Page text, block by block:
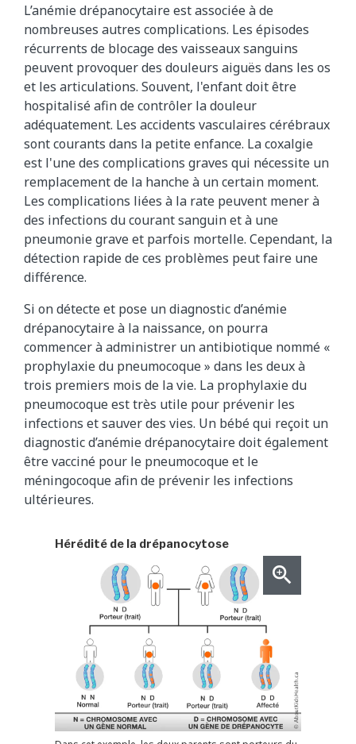
L’anémie drépanocytaire est associée à de
nombreuses autres complications. Les épisodes
récurrents de blocage des vaisseaux sanguins
peuvent provoquer des douleurs aiguës dans les os
et les articulations. Souvent, l'enfant doit être
hospitalisé afin de contrôler la douleur
adéquatement. Les accidents vasculaires cérébraux
sont courants dans la petite enfance. La coxalgie
est l'une des complications graves qui nécessite un
remplacement de la hanche à un certain moment.
Les complications liées à la rate peuvent mener à
des infections du courant sanguin et à une
pneumonie grave et parfois mortelle. Cependant, la
détection rapide de ces problèmes peut faire une
différence.
Si on détecte et pose un diagnostic d’anémie
drépanocytaire à la naissance, on pourra
commencer à administrer un antibiotique nommé «
prophylaxie du pneumocoque » dans les deux à
trois premiers mois de la vie. La prophylaxie du
pneumocoque est très utile pour prévenir les
infections et sauver des vies. Un bébé qui reçoit un
diagnostic d’anémie drépanocytaire doit également
être vacciné pour le pneumocoque et le
méningocoque afin de prévenir les infections
ultérieures.
Hérédité de la drépanocytose